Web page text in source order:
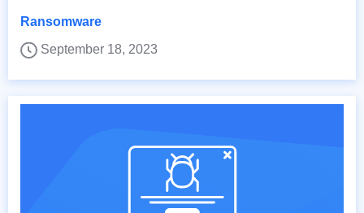
Ransomware
September 18, 2023